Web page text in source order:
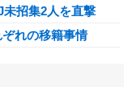
招集2人を直撃
れの移籍事情